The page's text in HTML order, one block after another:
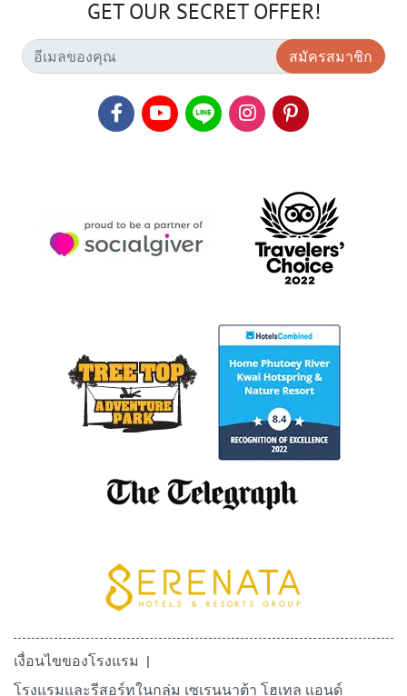
GET OUR SECRET OFFER!
สมัครสมาชิก
เงื่อนไขของโรงแรม
โรงแรมและรีสอร์ทในกลุ่ม เซเรนนาต้า โฮเทล เเอนด์